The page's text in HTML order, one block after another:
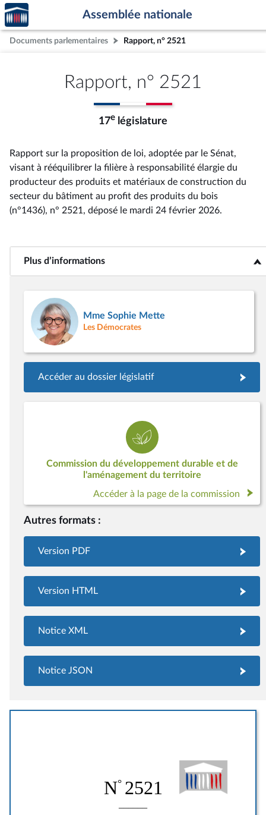
Aller au contenu
Aller en bas de la page
Accèder
à la
page
d'accueil
Assemblée nationale
Documents parlementaires Rapport, n° 2521
Rapport, n° 2521
17e législature
Rapport sur la proposition de loi, adoptée par le Sénat,
visant à rééquilibrer la filière à responsabilité élargie du
producteur des produits et matériaux de construction du
secteur du bâtiment au profit des produits du bois
(n°1436), n° 2521 , déposé le mardi 24 février 2026.
Plus d’informations<b>Plus d’informations</b>
Mme Sophie Mette
Les Démocrates
Accéder au dossier législatif
Commission du développement durable et de
l'aménagement du territoire
Accéder à la page de la commission
Autres formats :
Version PDF
Version HTML
Notice XML
Notice JSON